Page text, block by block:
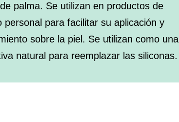
palma. Se utilizan en productos de
personal para facilitar su aplicación y
sobre la piel. Se utilizan como una
natural para reemplazar las siliconas.